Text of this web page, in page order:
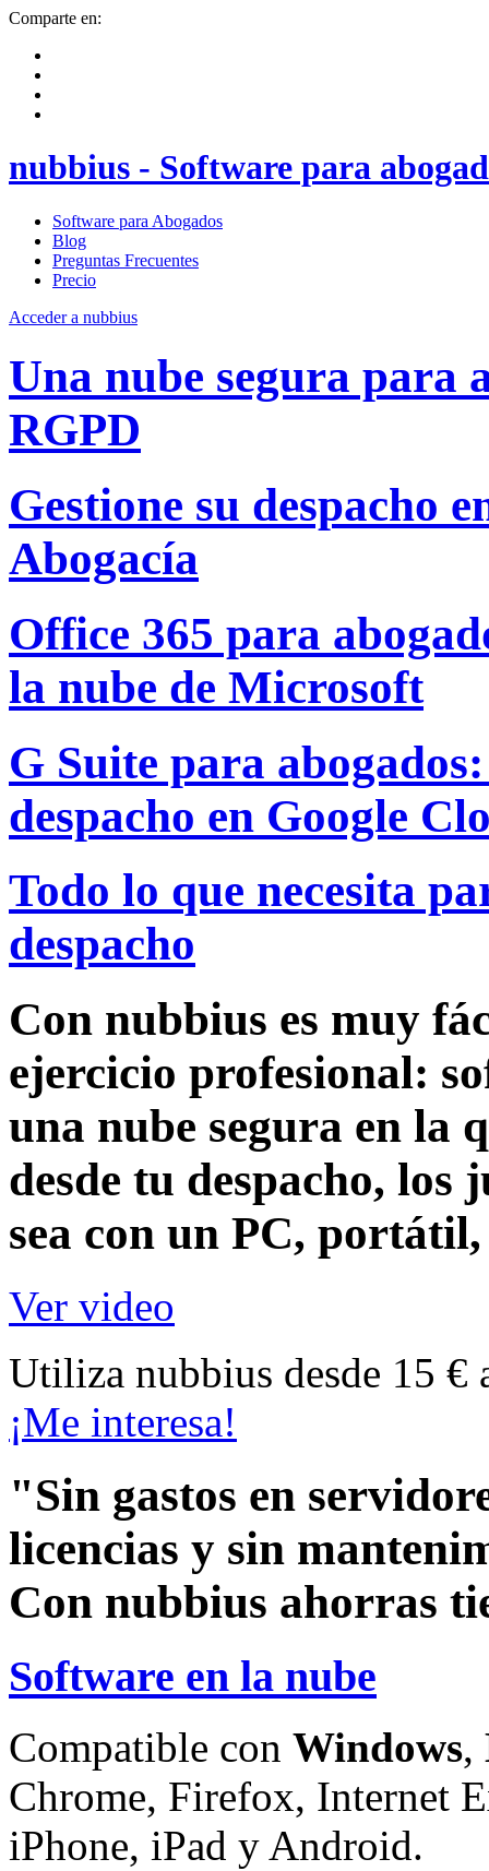
Comparte en:
nubbius - Software para
Software para Abogados
Blog
Preguntas Frecuentes
Precio
Acceder a nubbius
Una nube segura para
RGPD
Gestione su despacho
Abogacía
Office 365 para
la nube de Microsoft
G Suite para
despacho en Google
Todo lo que necesita
despacho
Con nubbius es muy
ejercicio profesional:
una nube segura en la
desde tu despacho,
sea con un PC, portátil,
Ver video
Utiliza nubbius desde 15 €
¡Me interesa!
"Sin gastos en
licencias y sin
Con nubbius ahorras
Software en la nube
Compatible con Windows,
Chrome, Firefox, Internet
iPhone, iPad y Android.